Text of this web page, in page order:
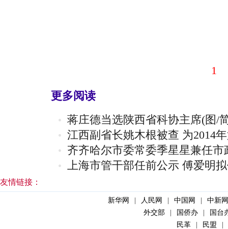
1
更多阅读
蒋庄德当选陕西省科协主席(图/
江西副省长姚木根被查 为2014
齐齐哈尔市委常委季星星兼任市
上海市管干部任前公示 傅爱明
友情链接：
新华网 人民网 中国网
中新网
外交部
国侨办
国台
民革
民盟